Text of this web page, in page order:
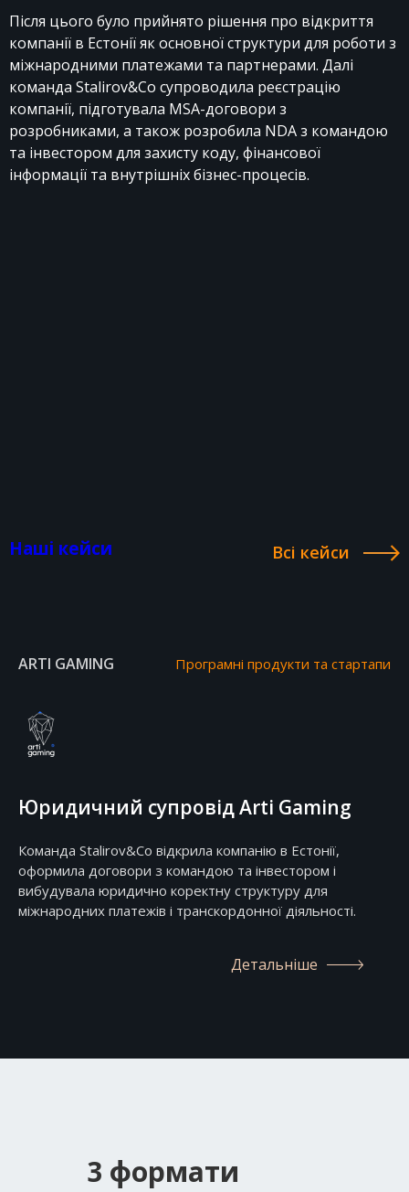
Після цього було прийнято рішення про відкриття
компанії в Естонії як основної структури для роботи з
міжнародними платежами та партнерами. Далі
команда Stalirov&Co супроводила реєстрацію
компанії, підготувала MSA-договори з
розробниками, а також розробила NDA з командою
та інвестором для захисту коду, фінансової
інформації та внутрішніх бізнес-процесів.
Наші кейси Всі кейси
ARTI GAMING Програмні продукти та стартапи
Юридичний супровід Arti Gaming
Команда Stalirov&Co відкрила компанію в Естонії,
оформила договори з командою та інвестором і
вибудувала юридично коректну структуру для
міжнародних платежів і транскордонної діяльності.
Детальніше
3 формати